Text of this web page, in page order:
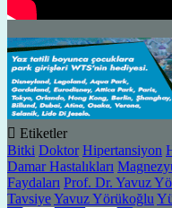
Etiketler
Bitki Doktor Hipertansiyon
Damar Hastalıkları
Faydaları Prof. Dr. Yavuz
TavsiyeYavuz Yörükoğlu